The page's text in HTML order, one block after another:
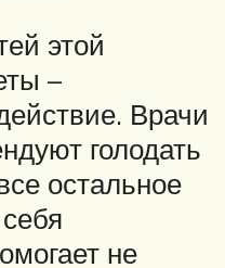
этой
–
Врачи
голодать
остальное
не